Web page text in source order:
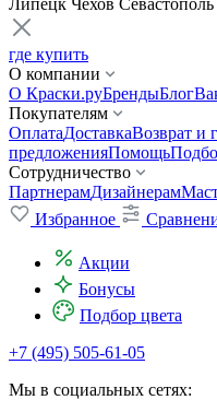
Липецк Чехов Севастополь
где купить
О компании
О Краски.руБрендыБлог
Покупателям
ОплатаДоставкаВозврат и
предложенияПомощь
Сотрудничество
ПартнерамДизайнерам
Избранное
Акции
Бонусы
Подбор цвета
+7 (495) 505-61-05
Мы в социальных сетях: